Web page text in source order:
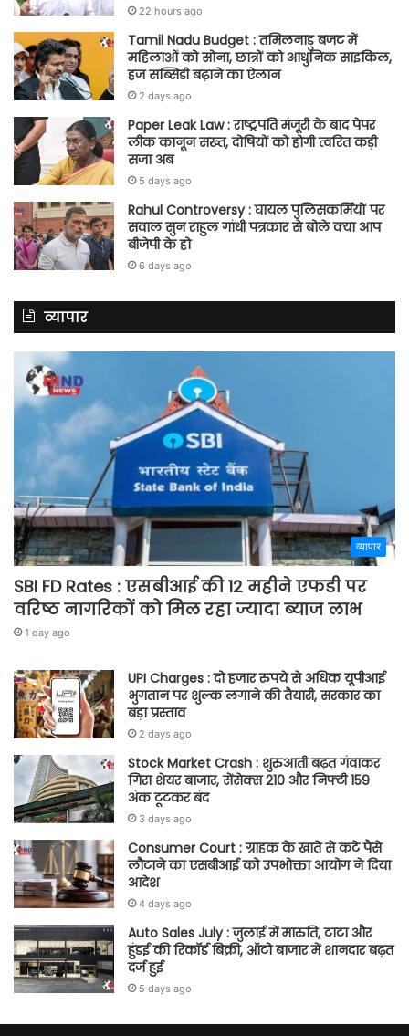
22 hours ago
Tamil Nadu Budget : तमिलनाडु बजट में
महिलाओं को सोना, छात्रों को आधुनिक साइकिल,
हज सब्सिडी बढ़ाने का ऐलान
2 days ago
Paper Leak Law : राष्ट्रपति मंजूरी के बाद पेपर
लीक कानून सख्त, दोषियों को होगी त्वरित कड़ी
सजा अब
5 days ago
Rahul Controversy : घायल पुलिसकर्मियों पर
सवाल सुन राहुल गांधी पत्रकार से बोले क्या आप
बीजेपी के हो
6 days ago
व्यापार
व्यापार
SBI FD Rates : एसबीआई की 12 महीने एफडी पर
वरिष्ठ नागरिकों को मिल रहा ज्यादा ब्याज लाभ
1 day ago
UPI Charges : दो हजार रुपये से अधिक यूपीआई
भुगतान पर शुल्क लगाने की तैयारी, सरकार का
बड़ा प्रस्ताव
2 days ago
Stock Market Crash : शुरुआती बढ़त गंवाकर
गिरा शेयर बाजार, सेंसेक्स 210 और निफ्टी 159
अंक टूटकर बंद
3 days ago
Consumer Court : ग्राहक के खाते से कटे पैसे
लौटाने का एसबीआई को उपभोक्ता आयोग ने दिया
आदेश
4 days ago
Auto Sales July : जुलाई में मारुति, टाटा और
हुंडई की रिकॉर्ड बिक्री, ऑटो बाजार में शानदार बढ़त
दर्ज हुई
5 days ago